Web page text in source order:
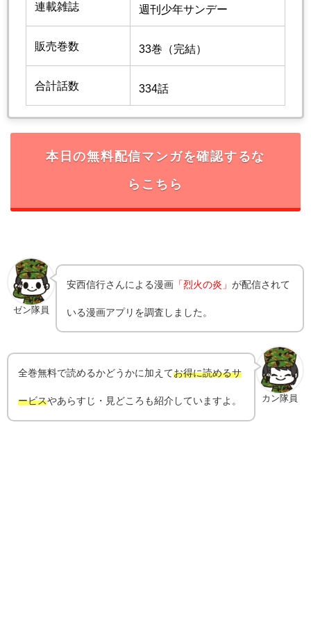
連載雑誌 週刊少年サンデー
販売巻数 33巻（完結）
合計話数 334話
本日の無料配信マンガを確認するな
らこちら
ゼン隊員
安西信行さんによる漫画 「烈火の炎」が配信されて
いる漫画アプリを調査しました。
カン隊員
全巻無料で読めるかどうかに加えてお得に読めるサ
ービスやあらすじ・見どころも紹介していますよ。